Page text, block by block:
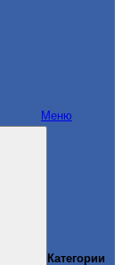
Меню
Категории